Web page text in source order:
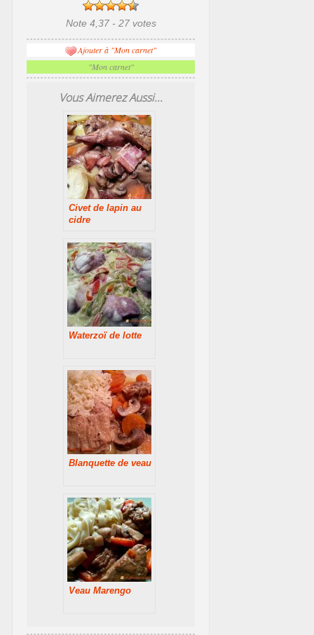
Note 4,37 - 27 votes
Ajouter à "Mon carnet"
"Mon carnet"
Vous Aimerez Aussi...
Civet de lapin au
cidre
Waterzoï de lotte
Blanquette de veau
Veau Marengo